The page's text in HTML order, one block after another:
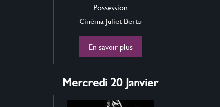
Possession
Cinéma Juliet Berto
En savoir plus
Mercredi 20 Janvier